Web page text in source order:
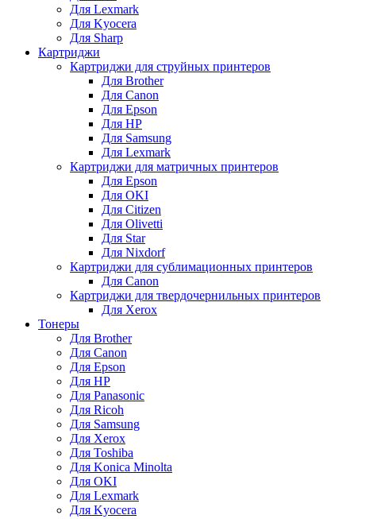
Для Lexmark
Для Kyocera
Для Sharp
Картриджи
Картриджи для струйных принтеров
Для Brother
Для Canon
Для Epson
Для HP
Для Samsung
Для Lexmark
Картриджи для матричных принтеров
Для Epson
Для OKI
Для Citizen
Для Olivetti
Для Star
Для Nixdorf
Картриджи для сублимационных принтеров
Для Canon
Картриджи для твердочернильных принтеров
Для Xerox
Тонеры
Для Brother
Для Canon
Для Epson
Для HP
Для Panasonic
Для Ricoh
Для Samsung
Для Xerox
Для Toshiba
Для Konica Minolta
Для OKI
Для Lexmark
Для Kyocera